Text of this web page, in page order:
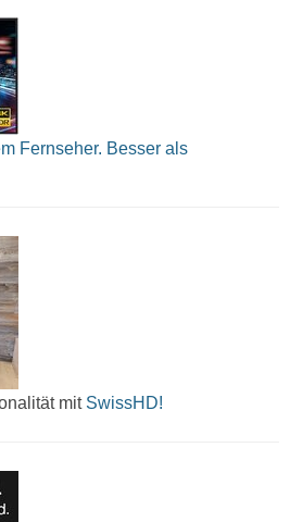
Fernseher. Besser als
mitSwissHD!